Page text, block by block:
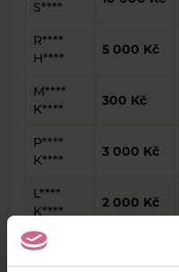
S****
R****
H****
5 000 Kč
M****
K****
300 Kč
P****
K****
3 000 Kč
L****
K****
2 000 Kč
M****
K****